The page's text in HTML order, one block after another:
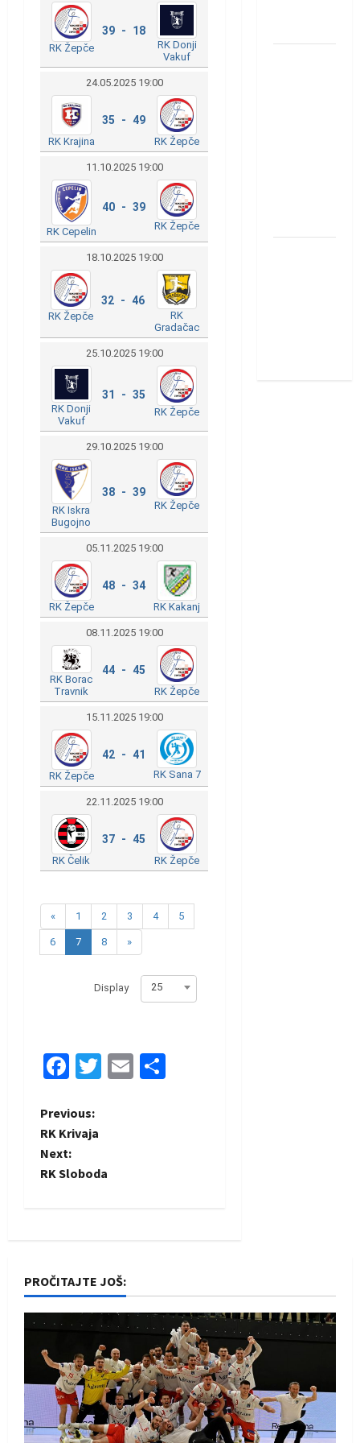
RK Žepče
39 - 18
RK Donji
Vakuf
24.05.2025 19:00
RK Krajina
35 - 49
RK Žepče
11.10.2025 19:00
RK Cepelin
40 - 39
RK Žepče
18.10.2025 19:00
RK Žepče
32 - 46
RK
Gradačac
25.10.2025 19:00
RK Donji
Vakuf
31 - 35
RK Žepče
29.10.2025 19:00
RK Iskra
Bugojno
38 - 39
RK Žepče
05.11.2025 19:00
RK Žepče
48 - 34
RK Kakanj
08.11.2025 19:00
RK Borac
Travnik
44 - 45
RK Žepče
15.11.2025 19:00
RK Žepče
42 - 41
RK Sana 7
22.11.2025 19:00
RK Čelik
37 - 45
RK Žepče
« 1 2 3 4 5
6 7 8 »
Display 25
Facebook
Twitter
Email
P
o
s
a
v
i
g
a
Previous:
RK Krivaja
Next:
RK Sloboda
PROČITAJTE JOŠ: